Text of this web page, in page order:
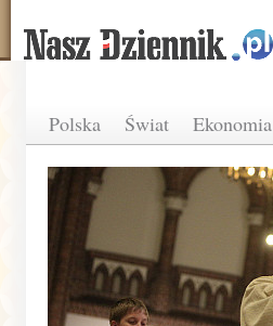
Polska Świat Ekonomia